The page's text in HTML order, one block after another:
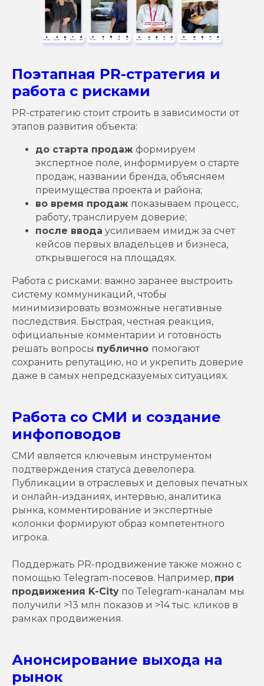
Поэтапная PR-стратегия и
работа с рисками
PR-стратегию стоит строить в зависимости от
этапов развития объекта:
до старта продаж формируем
экспертное поле, информируем о старте
продаж, названии бренда, объясняем
преимущества проекта и района;
во время продаж показываем процесс,
работу, транслируем доверие;
после ввода усиливаем имидж за счет
кейсов первых владельцев и бизнеса,
открывшегося на площадях.
Работа с рисками: важно заранее выстроить
систему коммуникаций, чтобы
минимизировать возможные негативные
последствия. Быстрая, честная реакция,
официальные комментарии и готовность
решать вопросы публично помогают
сохранить репутацию, но и укрепить доверие
даже в самых непредсказуемых ситуациях.
Работа со СМИ и создание
инфоповодов
СМИ является ключевым инструментом
подтверждения статуса девелопера.
Публикации в отраслевых и деловых печатных
и онлайн-изданиях, интервью, аналитика
рынка, комментирование и экспертные
колонки формируют образ компетентного
игрока.
Поддержать PR-продвижение также можно с
помощью Telegram-посевов. Например, при
продвижения K-City по Telegram-каналам мы
получили >13 млн показов и >14 тыс. кликов в
рамках продвижения.
Анонсирование выхода на
рынок